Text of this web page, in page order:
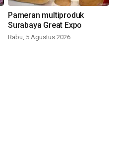
Pameran multiproduk
Surabaya Great Expo
Rabu, 5 Agustus 2026